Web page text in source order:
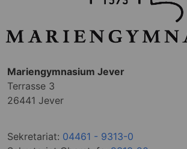
Mariengymnasium Jever
Terrasse 3
26441 Jever
Sekretariat: 04461 - 9313-0